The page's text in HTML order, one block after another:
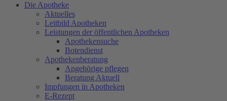
Die Apotheke
Aktuelles
Leitbild Apotheken
Leistungen der öffentlichen Apotheken
Apothekensuche
Botendienst
Apothekenberatung
Angehörige pflegen
Beratung Aktuell
Impfungen in Apotheken
E-Rezept